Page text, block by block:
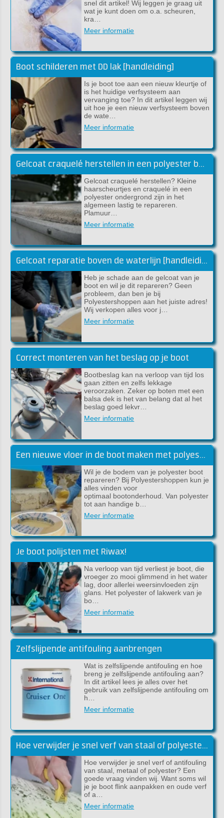
snel dit artikel! Wij leggen je graag uit
wat je kunt doen om o.a. scheuren,
kra…
Meer informatie
Boot schilderen met DD lak [handleiding]
Is je boot toe aan een nieuw kleurtje of
is het huidige verfsysteem aan
vervanging toe? In dit artikel leggen wij
uit hoe je een nieuw verfsysteem boven
de wate…
Meer informatie
Gelcoat craquelé herstellen in een polyester boot
Gelcoat craquelé herstellen? Kleine
haarscheurtjes en craquelé in een
polyester ondergrond zijn in het
algemeen lastig te repareren.
Plamuur…
Meer informatie
Gelcoat reparatie boven de waterlijn [handleiding]
Heb je schade aan de gelcoat van je
boot en wil je dit repareren? Geen
probleem, dan ben je bij
Polyestershoppen aan het juiste adres!
Wij verkopen alles voor j…
Meer informatie
Correct monteren van het beslag op je boot
Bootbeslag kan na verloop van tijd los
gaan zitten en zelfs lekkage
veroorzaken. Zeker op boten met een
balsa dek is het van belang dat al het
beslag goed lekvr…
Meer informatie
Een nieuwe vloer in de boot maken met polyester
Wil je de bodem van je polyester boot
repareren? Bij Polyestershoppen kun je
alles vinden voor
optimaal bootonderhoud. Van polyester
tot aan handige b…
Meer informatie
Je boot polijsten met Riwax!
Na verloop van tijd verliest je boot, die
vroeger zo mooi glimmend in het water
lag, door allerlei weersinvloeden zijn
glans. Het polyester of lakwerk van je
bo…
Meer informatie
Zelfslijpende antifouling aanbrengen
Wat is zelfslijpende antifouling en hoe
breng je zelfslijpende antifouling aan?
In dit artikel lees je alles over het
gebruik van zelfslijpende antifouling om
h…
Meer informatie
Hoe verwijder je snel verf van staal of polyester?
Hoe verwijder je snel verf of antifouling
van staal, metaal of polyester? Een
goede vraag vinden wij. Want soms wil
je je boot flink aanpakken en oude verf
of a…
Meer informatie